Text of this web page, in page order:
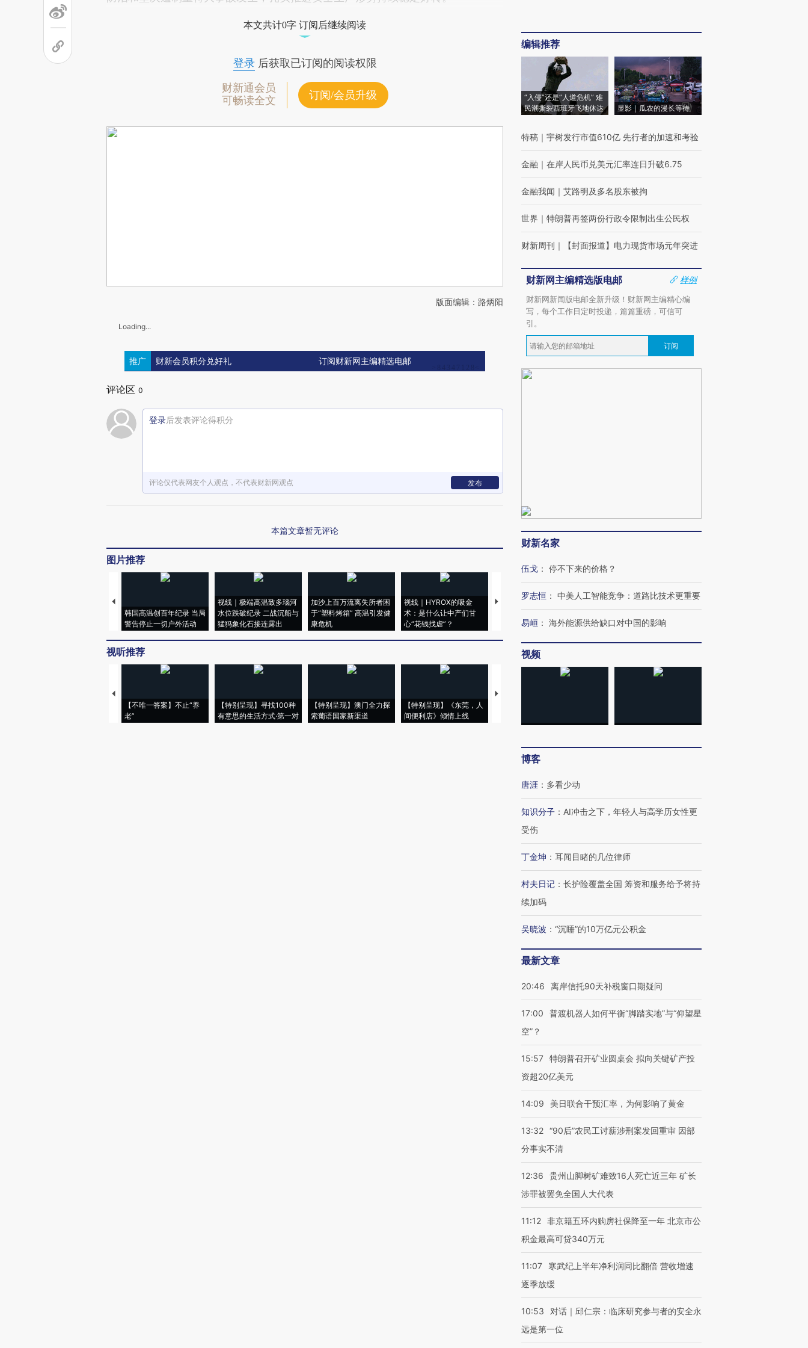
本文共计0字 订阅后继续阅读
登录后获取已订阅的阅读权限
财新通会员
可畅读全文
订阅/会员升级
版面编辑：路炳阳
Loading...
推广 财新会员积分兑好礼 订阅财新网主编精选电邮
评论区 0
登录后发表评论得积分
评论仅代表网友个人观点，不代表财新网观点 发布
本篇文章暂无评论
图片推荐
韩国高温创百年纪录 当局
警告停止一切户外活动
视线｜极端高温致多瑙河
水位跌破纪录 二战沉船与
猛犸象化石接连露出
加沙上百万流离失所者困
于“塑料烤箱” 高温引发健
康危机
视线｜HYROX的吸金
术：是什么让中产们甘
心“花钱找虐”？
马航飞行员跨国走私7万
视线｜被称为“蟑螂”的印
育部长拱下台
视线｜“入侵”还是“人道危
视听推荐
【不唯一答案】不止“养
老”
【特别呈现】寻找100种
有意思的生活方式·第一对
【特别呈现】澳门全力探
索葡语国家新渠道
【特别呈现】《东莞，人
间便利店》倾情上线
【推广】走进第四届链博
编辑推荐
“入侵”还是“人道危机” 难
民潮撕裂西班牙飞地休达
显影｜瓜农的漫长等待
特稿 ｜ 宇树发行市值610亿 先行者的加速和考验
金融 ｜ 在岸人民币兑美元汇率连日升破6.75
金融我闻 ｜ 艾路明及多名股东被拘
世界 ｜ 特朗普再签两份行政令限制出生公民权
财新周刊 ｜ 【封面报道】电力现货市场元年突进
财新网主编精选版电邮
样例
财新网新闻版电邮全新升级！财新网主编精心编
写，每个工作日定时投递，篇篇重磅，可信可
引。
订阅
财新名家
伍戈 ： 停不下来的价格？
罗志恒 ： 中美人工智能竞争：道路比技术更重要
易峘 ： 海外能源供给缺口对中国的影响
视频
博客
唐涯 ： 多看少动
知识分子 ： AI冲击之下，年轻人与高学历女性更
受伤
丁金坤 ： 耳闻目睹的几位律师
村夫日记 ： 长护险覆盖全国 筹资和服务给予将持
续加码
吴晓波 ： “沉睡”的10万亿元公积金
最新文章
20:46 离岸信托90天补税窗口期疑问
17:00
普渡机器人如何平衡“脚踏实地”与“仰望星
空”？
15:57 特朗普召开矿业圆桌会 拟向关键矿产投
资超20亿美元
14:09 美日联合干预汇率，为何影响了黄金
13:32 “90后”农民工讨薪涉刑案发回重审 因部
分事实不清
12:36
贵州山脚树矿难致16人死亡近三年 矿长
涉罪被罢免全国人大代表
11:12 非京籍五环内购房社保降至一年 北京市公
积金最高可贷340万元
11:07
寒武纪上半年净利润同比翻倍 营收增速
逐季放缓
10:53
对话｜邱仁宗：临床研究参与者的安全永
远是第一位